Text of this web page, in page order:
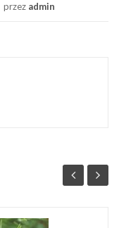
przez admin